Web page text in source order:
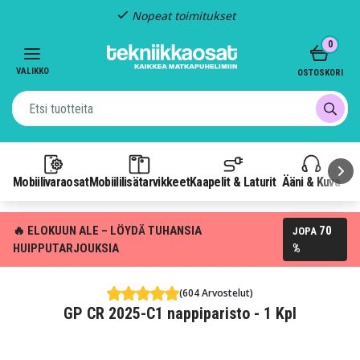
Nopeat toimitukset
VALIKKO
MobiilivaraosatMobiililisätarvikkeetKaapelit & Laturit Ääni & Kuva
0
OSTOSKORI
🔥 ELOKUUN ALE – LÖYDÄ TUHANSIA
HUIPPUTARJOUKSIA
JOPA 70
%
(604 Arvostelut)
GP CR 2025-C1 nappiparisto - 1 Kpl